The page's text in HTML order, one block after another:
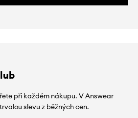
při každém nákupu. V Answear
trvalou slevu z běžných cen.